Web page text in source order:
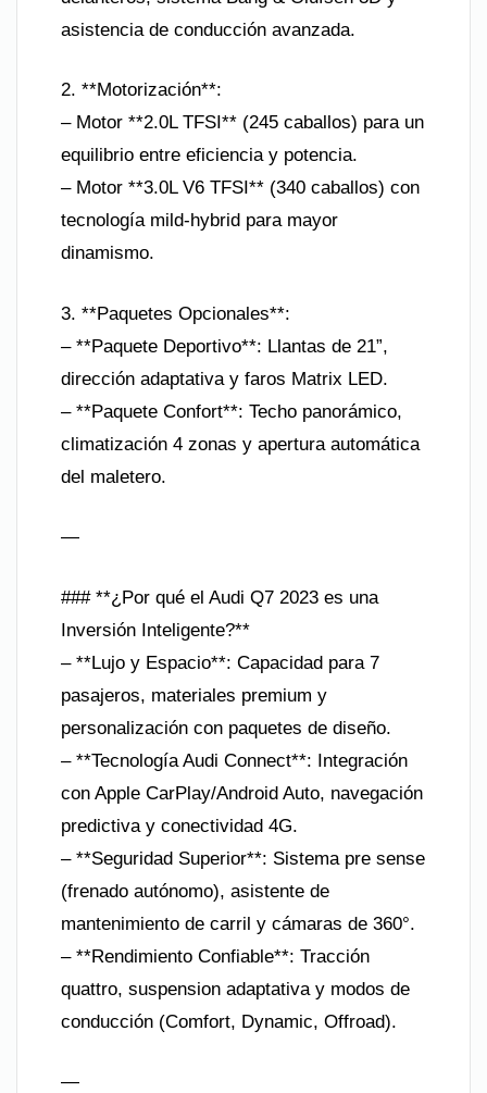
asistencia de conducción avanzada.
2. **Motorización**:
– Motor **2.0L TFSI** (245 caballos) para un
equilibrio entre eficiencia y potencia.
– Motor **3.0L V6 TFSI** (340 caballos) con
tecnología mild-hybrid para mayor
dinamismo.
3. **Paquetes Opcionales**:
– **Paquete Deportivo**: Llantas de 21”,
dirección adaptativa y faros Matrix LED.
– **Paquete Confort**: Techo panorámico,
climatización 4 zonas y apertura automática
del maletero.
—
### **¿Por qué el Audi Q7 2023 es una
Inversión Inteligente?**
– **Lujo y Espacio**: Capacidad para 7
pasajeros, materiales premium y
personalización con paquetes de diseño.
– **Tecnología Audi Connect**: Integración
con Apple CarPlay/Android Auto, navegación
predictiva y conectividad 4G.
– **Seguridad Superior**: Sistema pre sense
(frenado autónomo), asistente de
mantenimiento de carril y cámaras de 360°.
– **Rendimiento Confiable**: Tracción
quattro, suspension adaptativa y modos de
conducción (Comfort, Dynamic, Offroad).
—